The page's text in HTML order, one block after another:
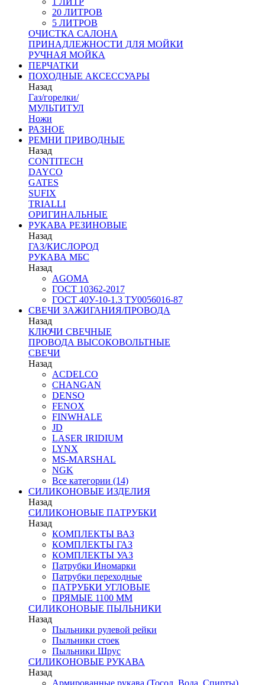
20 ЛИТРОВ
5 ЛИТРОВ
ОЧИСТКА САЛОНА
ПРИНАДЛЕЖНОСТИ ДЛЯ МОЙКИ
РУЧНАЯ МОЙКА
ПЕРЧАТКИ
ПОХОДНЫЕ АКСЕССУАРЫ
Назад
Газ/горелки/
МУЛЬТИТУЛ
Ножи
РАЗНОЕ
РЕМНИ ПРИВОДНЫЕ
Назад
CONTITECH
DAYCO
GATES
SUFIX
TRIALLI
ОРИГИНАЛЬНЫЕ
РУКАВА РЕЗИНОВЫЕ
Назад
ГАЗ/КИСЛОРОД
РУКАВА МБС
Назад
AGOMA
ГОСТ 10362-2017
ГОСТ 40У-10-1.3 ТУ0056016-87
СВЕЧИ ЗАЖИГАНИЯ/ПРОВОДА
Назад
КЛЮЧИ СВЕЧНЫЕ
ПРОВОДА ВЫСОКОВОЛЬТНЫЕ
СВЕЧИ
Назад
ACDELCO
CHANGAN
DENSO
FENOX
FINWHALE
JD
LASER IRIDIUM
LYNX
MS-MARSHAL
NGK
Все категории (14)
СИЛИКОНОВЫЕ ИЗДЕЛИЯ
Назад
СИЛИКОНОВЫЕ ПАТРУБКИ
Назад
КОМПЛЕКТЫ ВАЗ
КОМПЛЕКТЫ ГАЗ
КОМПЛЕКТЫ УАЗ
Патрубки Иномарки
Патрубки переходные
ПАТРУБКИ УГЛОВЫЕ
ПРЯМЫЕ 1100 ММ
СИЛИКОНОВЫЕ ПЫЛЬНИКИ
Назад
Пыльники рулевой рейки
Пыльники стоек
Пыльники Шрус
СИЛИКОНОВЫЕ РУКАВА
Назад
Армированные рукава (Тосол, Вода, Спирты)